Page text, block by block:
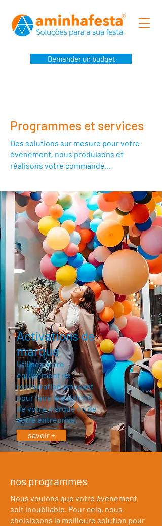
Demander un budget
Programmes et services
Des solutions sur mesure pour votre
événement, nous produisons et
réalisons votre commande...
Activations de
marque
Utilisez notre
équipement de
restauration amusant
pour faire la publicité
de votre marque ou de
votre entreprise.
savoir +
nos programmes
Nous voulons que votre événement
soit inoubliable. Pour cela, nous
choisissons la meilleure solution pour